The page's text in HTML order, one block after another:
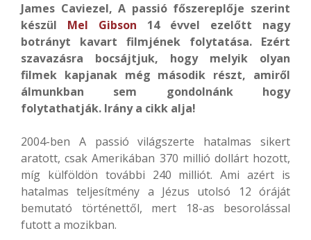
James Caviezel, A passió főszereplője szerint
készül Mel Gibson 14 évvel ezelőtt nagy
botrányt kavart filmjének folytatása. Ezért
szavazásra bocsájtjuk, hogy melyik olyan
filmek kapjanak még második részt, amiről
álmunkban sem gondolnánk hogy
folytathatják. Irány a cikk alja!
2004-ben A passió világszerte hatalmas sikert
aratott, csak Amerikában 370 millió dollárt hozott,
míg külföldön további 240 milliót. Ami azért is
hatalmas teljesítmény a Jézus utolsó 12 óráját
bemutató történettől, mert 18-as besorolással
futott a mozikban.